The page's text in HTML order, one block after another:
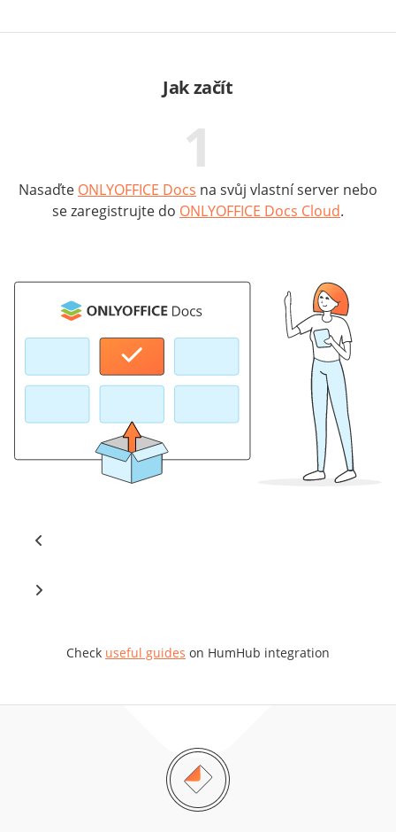
Jak začít
1
Nasaďte ONLYOFFICE Docs na svůj vlastní server nebo
se zaregistrujte do ONLYOFFICE Docs Cloud.
Check useful guides on HumHub integration